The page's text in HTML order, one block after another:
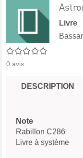
0/5
0 avis
Livre
DESCRIPTION
Note
Rabillon C286
Livre à système